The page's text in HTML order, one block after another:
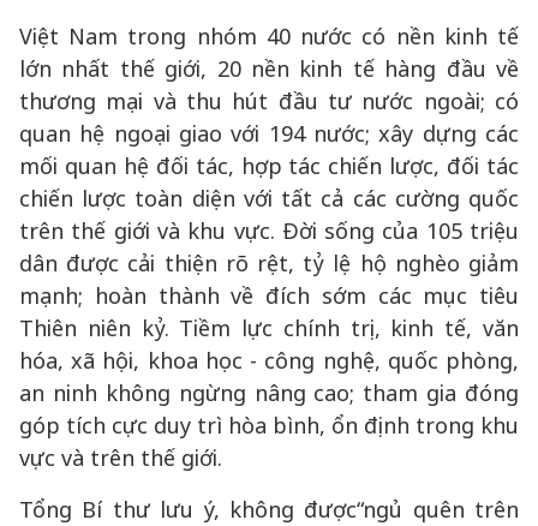
Việt Nam trong nhóm 40 nước có nền kinh tế
lớn nhất thế giới, 20 nền kinh tế hàng đầu về
thương mại và thu hút đầu tư nước ngoài; có
quan hệ ngoại giao với 194 nước; xây dựng các
mối quan hệ đối tác, hợp tác chiến lược, đối tác
chiến lược toàn diện với tất cả các cường quốc
trên thế giới và khu vực. Đời sống của 105 triệu
dân được cải thiện rõ rệt, tỷ lệ hộ nghèo giảm
mạnh; hoàn thành về đích sớm các mục tiêu
Thiên niên kỷ. Tiềm lực chính trị, kinh tế, văn
hóa, xã hội, khoa học - công nghệ, quốc phòng,
an ninh không ngừng nâng cao; tham gia đóng
góp tích cực duy trì hòa bình, ổn định trong khu
vực và trên thế giới.
Tổng Bí thư lưu ý, không được“ngủ quên trên